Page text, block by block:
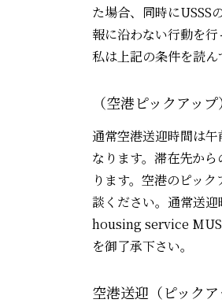
た場合、同時に
報に沿わない行動を行
私は上記の条件を読
（空港ピックアップ
通常空港送迎時間は
なります。滞在先か
ります。空港のピッ
談ください。通常送
housing service
を御了承下さい。
空港送迎（ピック